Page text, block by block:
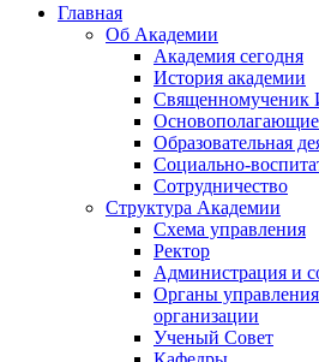
Главная
Об Академии
Академия сегодня
История академии
Священномученик
Образовательная
Социально-
Сотрудничество
Структура Академии
Схема управления
Ректор
Администрация и
Органы управления
организации
Ученый Совет